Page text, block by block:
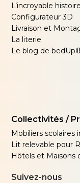
L’incroyable
Configurateur 3D
Livraison et
La literie
Le blog de
Collectivités /
Mobiliers scolaires
Lit relevable pour
Hôtels et Maisons
Suivez-nous